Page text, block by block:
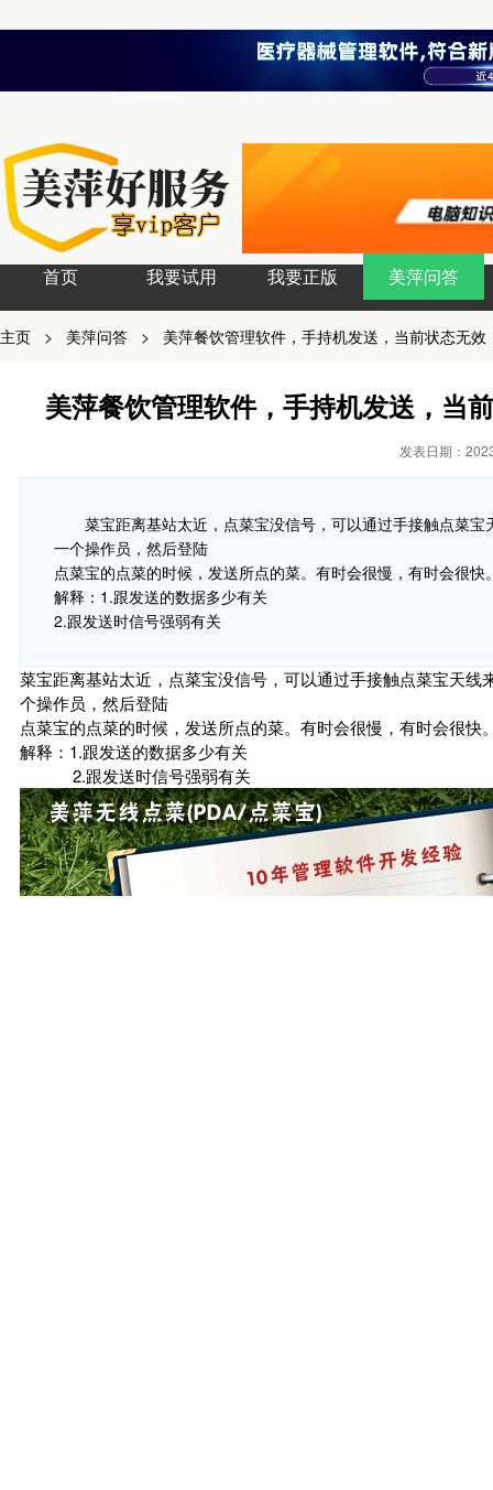
首页 我要试用 我要正版 美萍问答
主页 > 美萍问答 > 美萍餐饮管理软件，手持机发送，当前状态无
美萍餐饮管理软件，手持机发送，当
发表日期：
菜宝距离基站太近，点菜宝没信号，可以通过手接触点菜
一个操作员，然后登陆
点菜宝的点菜的时候，发送所点的菜。有时会很慢，有时会很快
解释：1.跟发送的数据多少有关
2.跟发送时信号强弱有关
菜宝距离基站太近，点菜宝没信号，可以通过手接触点菜宝天
个操作员，然后登陆
点菜宝的点菜的时候，发送所点的菜。有时会很慢，有时会很快
解释：1.跟发送的数据多少有关
2.跟发送时信号强弱有关